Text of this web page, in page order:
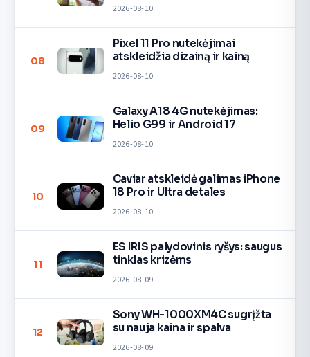
2026-08-10
08
Pixel 11 Pro nutekėjimai
atskleidžia dizainą ir kainą
2026-08-10
09
Galaxy A18 4G nutekėjimas:
Helio G99 ir Android 17
2026-08-10
10
Caviar atskleidė galimas iPhone
18 Pro ir Ultra detales
2026-08-10
11
ES IRIS palydovinis ryšys: saugus
tinklas krizėms
2026-08-09
12
Sony WH-1000XM4C sugrįžta
su nauja kaina ir spalva
2026-08-09